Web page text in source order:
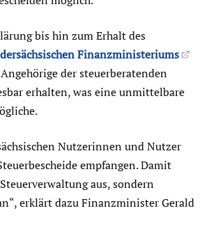
bis hin zum Erhalt des
Finanzministeriums
der steuerberatenden
erhalten, was eine unmittelbare
Nutzerinnen und Nutzer
empfangen. Damit
aus, sondern
erklärt dazu Finanzminister Gerald